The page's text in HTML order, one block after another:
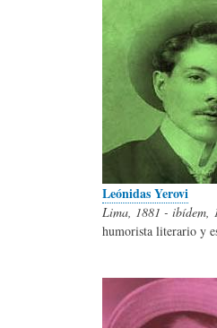
Leónidas Yerovi
Lima, 1881 - ibídem,
humorista literario y